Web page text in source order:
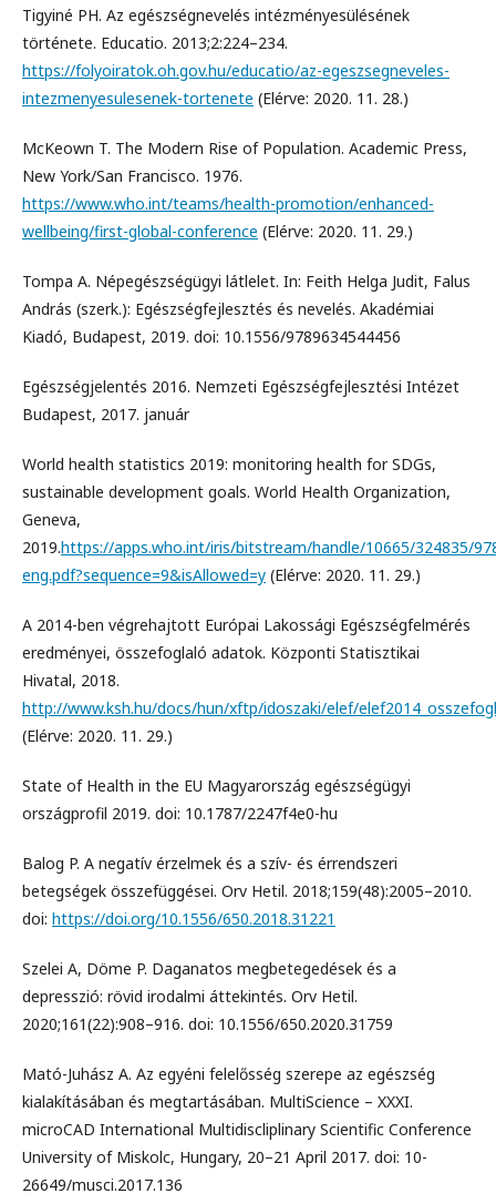
Tigyiné PH. Az egészségnevelés intézményesülésének
története. Educatio. 2013;2:224–234.
https://folyoiratok.oh.gov.hu/educatio/az-egeszsegneveles-
intezmenyesulesenek-tortenete (Elérve: 2020. 11. 28.)
McKeown T. The Modern Rise of Population. Academic Press,
New York/San Francisco. 1976.
https://www.who.int/teams/health-promotion/enhanced-
wellbeing/first-global-conference (Elérve: 2020. 11. 29.)
Tompa A. Népegészségügyi látlelet. In: Feith Helga Judit, Falus
András (szerk.): Egészségfejlesztés és nevelés. Akadémiai
Kiadó, Budapest, 2019. doi: 10.1556/9789634544456
Egészségjelentés 2016. Nemzeti Egészségfejlesztési Intézet
Budapest, 2017. január
World health statistics 2019: monitoring health for SDGs,
sustainable development goals. World Health Organization,
Geneva,
2019.https://apps.who.int/iris/bitstream/handle/10665/324835/
eng.pdf?sequence=9&isAllowed=y (Elérve: 2020. 11. 29.)
A 2014-ben végrehajtott Európai Lakossági Egészségfelmérés
eredményei, összefoglaló adatok. Központi Statisztikai
Hivatal, 2018.
http://www.ksh.hu/docs/hun/xftp/idoszaki/elef/
(Elérve: 2020. 11. 29.)
State of Health in the EU Magyarország egészségügyi
országprofil 2019. doi: 10.1787/2247f4e0-hu
Balog P. A negatív érzelmek és a szív- és érrendszeri
betegségek összefüggései. Orv Hetil. 2018;159(48):2005–2010.
doi: https://doi.org/10.1556/650.2018.31221
Szelei A, Döme P. Daganatos megbetegedések és a
depresszió: rövid irodalmi áttekintés. Orv Hetil.
2020;161(22):908–916. doi: 10.1556/650.2020.31759
Mató-Juhász A. Az egyéni felelősség szerepe az egészség
kialakításában és megtartásában. MultiScience – XXXI.
microCAD International Multidiscliplinary Scientific Conference
University of Miskolc, Hungary, 20–21 April 2017. doi: 10-
26649/musci.2017.136